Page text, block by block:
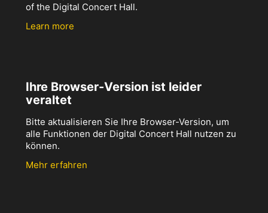
of the Digital Concert Hall.
Learn more
Ihre Browser-Version ist leider
veraltet
Bitte aktualisieren Sie Ihre Browser-Version, um
alle Funktionen der Digital Concert Hall nutzen zu
können.
Mehr erfahren